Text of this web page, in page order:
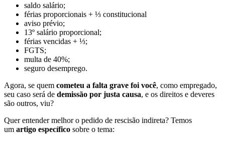
saldo salário;
férias proporcionais + ⅓ constitucional
aviso prévio;
13º salário proporcional;
férias vencidas + ⅓;
FGTS;
multa de 40%;
seguro desemprego.
Agora, se quem cometeu a falta grave foi você, como empregado,
seu caso será de demissão por justa causa, e os direitos e deveres
são outros, viu?
Quer entender melhor o pedido de rescisão indireta? Temos
um artigo específico sobre o tema: